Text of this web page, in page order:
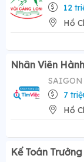
12
Hồ
Nhân Viên
7
Hồ
Kế Toán Trưởng